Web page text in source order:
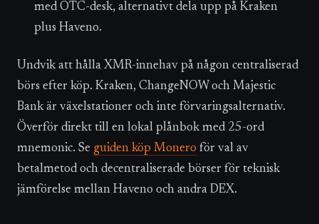
med OTC-desk, alternativt dela upp på Kraken
plus Haveno.
Undvik att hålla XMR-innehav på någon centraliserad
börs efter köp. Kraken, ChangeNOW och Majestic
Bank är växelstationer och inte förvaringsalternativ.
Överför direkt till en lokal plånbok med 25-ord
mnemonic. Se guiden köp Monero för val av
betalmetod och decentraliserade börser för teknisk
jämförelse mellan Haveno och andra DEX.